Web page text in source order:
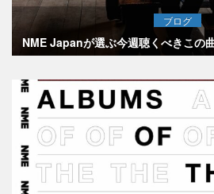
ブログ
NME Japanが選ぶ今週聴くべきこの